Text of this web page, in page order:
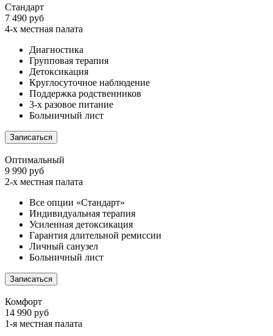
Стандарт
7 490 руб
4-х местная палата
Диагностика
Групповая терапия
Детоксикация
Круглосуточное наблюдение
Поддержка родственников
3-х разовое питание
Больничный лист
Записаться
Оптимальный
9 990 руб
2-х местная палата
Все опции «Стандарт»
Индивидуальная терапия
Усиленная детоксикация
Гарантия длительной ремиссии
Личный санузел
Больничный лист
Записаться
Комфорт
14 990 руб
1-я местная палата